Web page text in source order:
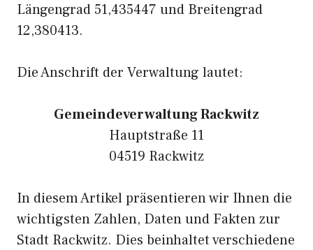
Längengrad 51,435447 und Breitengrad
12,380413.
Die Anschrift der Verwaltung lautet:
Gemeindeverwaltung Rackwitz
Hauptstraße 11
04519 Rackwitz
In diesem Artikel präsentieren wir Ihnen die
wichtigsten Zahlen, Daten und Fakten zur
Stadt Rackwitz. Dies beinhaltet verschiedene